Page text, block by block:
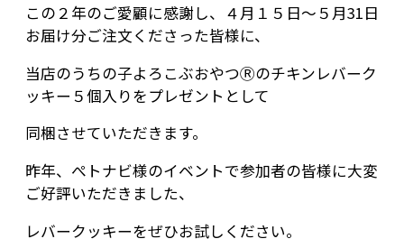
この２年のご愛顧に感謝し、４月１５日～５月31日
お届け分ご注文くださった皆様に、
当店のうちの子よろこぶおやつⓇのチキンレバーク
ッキー５個入りをプレゼントとして
同梱させていただきます。
昨年、ぺトナビ様のイベントで参加者の皆様に大変
ご好評いただきました、
レバークッキーをぜひお試しください。